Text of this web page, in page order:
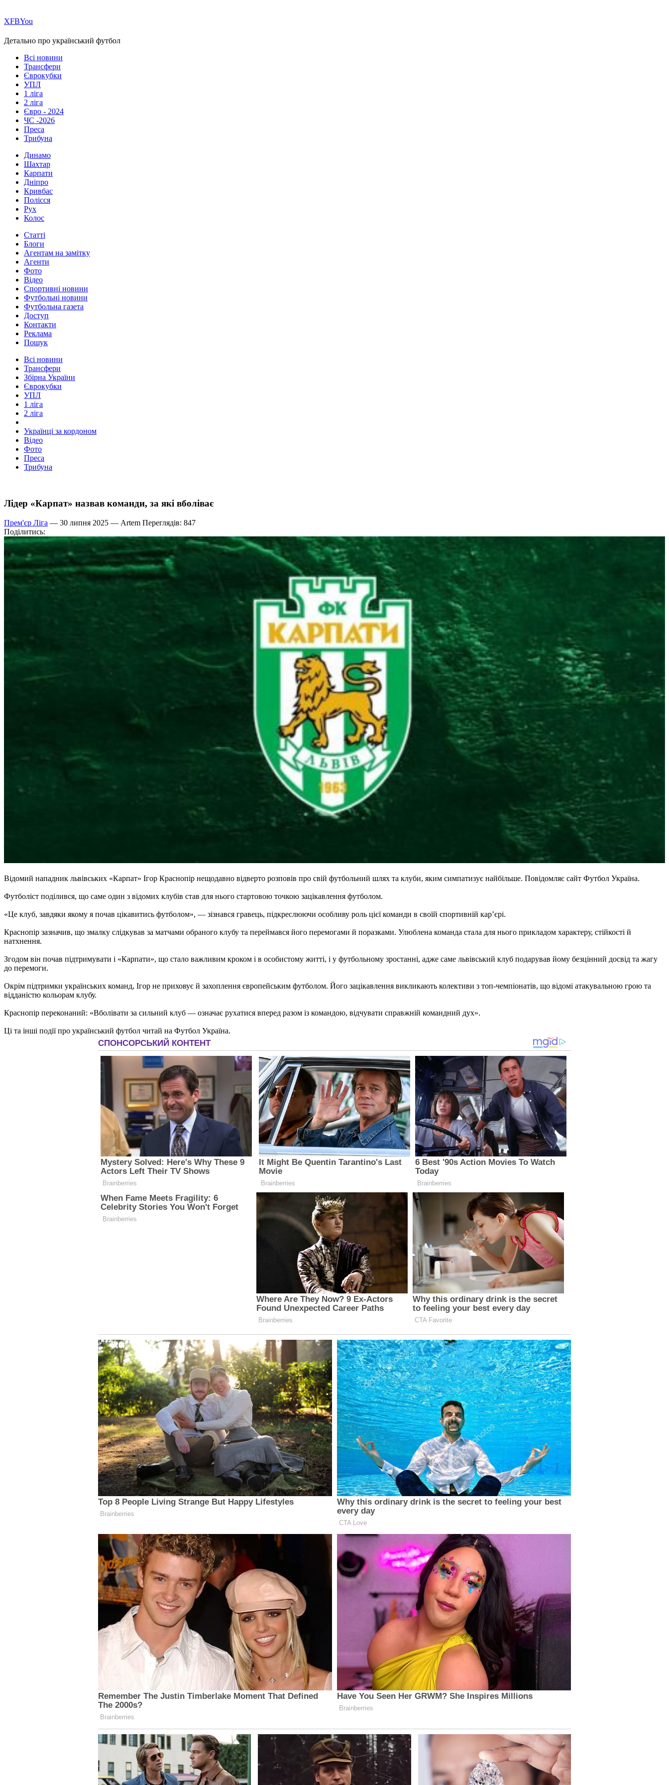
ХFBYou
Детально про український футбол
Всі новини
Трансфери
Єврокубки
УПЛ
1 ліга
2 ліга
Євро - 2024
ЧС -2026
Преса
Трибуна
Динамо
Шахтар
Карпати
Дніпро
Кривбас
Полісся
Рух
Колос
Статті
Блоги
Агентам на замітку
Агенти
Фото
Відео
Спортивні новини
Футбольні новини
Футбольна газета
Доступ
Контакти
Реклама
Пошук
Всі новини
Трансфери
Збірна України
Єврокубки
УПЛ
1 ліга
2 ліга
Українці за кордоном
Відео
Фото
Преса
Трибуна
Лідер «Карпат» назвав команди, за які вболіває
Прем'єр Ліга — 30 липня 2025 — Artem Переглядів: 847
Поділитись:
Відомий нападник львівських «Карпат» Ігор Краснопір нещодавно відверто розповів про свій футбольний шлях та клуби, яким симпатизує найбільше. Повідомляє сайт Футбол Україна.
Футболіст поділився, що саме один з відомих клубів став для нього стартовою точкою зацікавлення футболом.
«Це клуб, завдяки якому я почав цікавитись футболом», — зізнався гравець, підкреслюючи особливу роль цієї команди в своїй спортивній кар’єрі.
Краснопір зазначив, що змалку слідкував за матчами обраного клубу та переймався його перемогами й поразками. Улюблена команда стала для нього прикладом характеру, стійкості й
натхнення.
Згодом він почав підтримувати і «Карпати», що стало важливим кроком і в особистому житті, і у футбольному зростанні, адже саме львівський клуб подарував йому безцінний досвід та жагу
до перемоги.
Окрім підтримки українських команд, Ігор не приховує й захоплення європейським футболом. Його зацікавлення викликають колективи з топ-чемпіонатів, що відомі атакувальною грою та
відданістю кольорам клубу.
Краснопір переконаний: «Вболівати за сильний клуб — означає рухатися вперед разом із командою, відчувати справжній командний дух».
Ці та інші події про український футбол читай на Футбол Україна.